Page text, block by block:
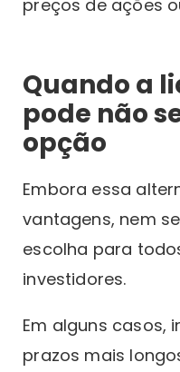
preços de ações
Quando a
pode não
opção
Embora essa
vantagens, nem
escolha para
investidores.
Em alguns casos,
prazos mais